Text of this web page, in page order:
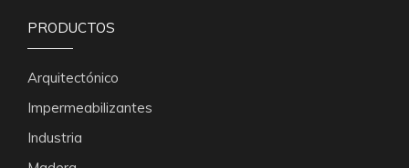
PRODUCTOS
Arquitectónico
Impermeabilizantes
Industria